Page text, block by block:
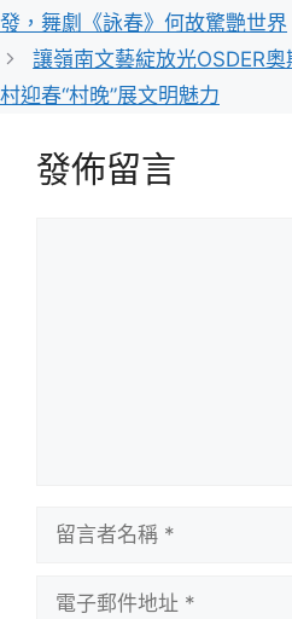
發，舞劇《詠春》何故驚艷世界
讓嶺南文藝綻放光OSDER
村迎春“村晚”展文明魅力
發佈留言